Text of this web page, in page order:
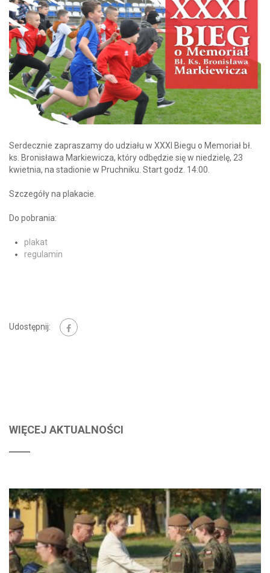
Serdecznie zapraszamy do udziału w XXXI Biegu o Memoriał bł.
ks. Bronisława Markiewicza, który odbędzie się w niedzielę, 23
kwietnia, na stadionie w Pruchniku. Start godz. 14:00.
Szczegóły na plakacie.
Do pobrania:
plakat
regulamin
Udostępnij:
WIĘCEJ AKTUALNOŚCI